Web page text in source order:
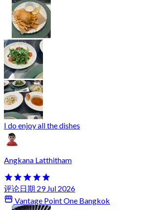
I do enjoy all the dishes
Angkana Latthitham
评论日期 29 Jul 2026
Vantage Point One Bangkok